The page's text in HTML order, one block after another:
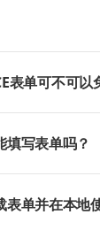
表单可不可以
填写表单吗？
表单并在本地